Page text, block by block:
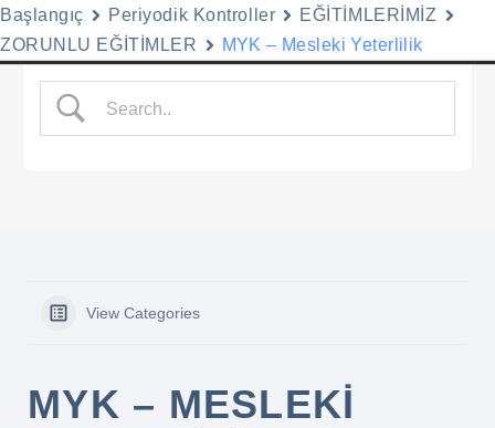
İçeriğe
geç
View Categories
Başlangıç Periyodik Kontroller
EĞİTİMLERİMİZ
ZORUNLU EĞİTİMLER
MYK – Mesleki Yeterlilik
MYK – MESLEKI